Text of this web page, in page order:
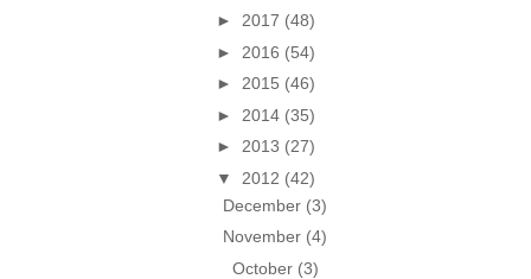
► 2017 (48)
► 2016 (54)
► 2015 (46)
► 2014 (35)
► 2013 (27)
▼ 2012 (42)
December (3)
November (4)
October (3)